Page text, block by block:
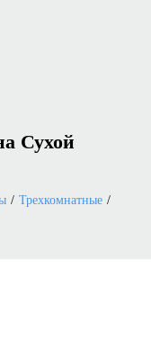
Сухой
Трехкомнатные